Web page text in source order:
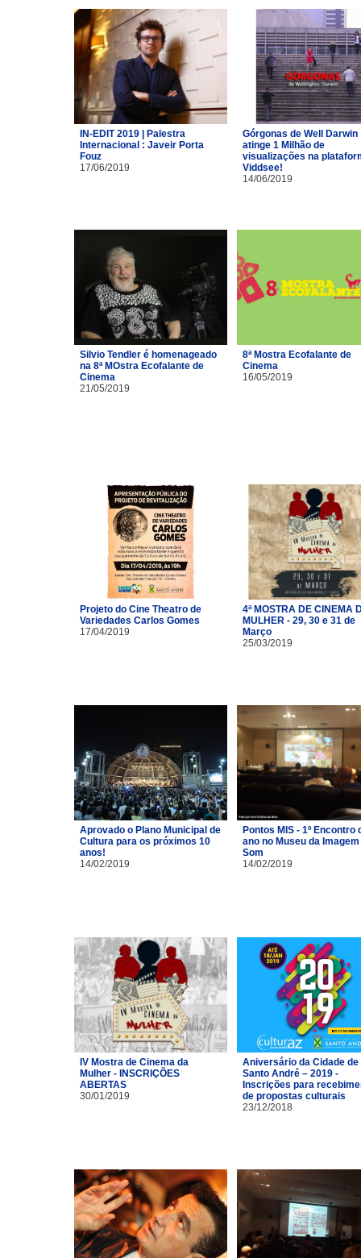
IN-EDIT 2019 | Palestra
Internacional : Javeir Porta
Fouz
17/06/2019
Górgonas de Well Darwin
atinge 1 Milhão de
visualizações na
Viddsee!
14/06/2019
Silvio Tendler é homenageado
na 8ª MOstra Ecofalante de
Cinema
21/05/2019
8ª Mostra Ecofalante de
Cinema
16/05/2019
Projeto do Cine Theatro de
Variedades Carlos Gomes
17/04/2019
4ª MOSTRA DE CINEMA
MULHER - 29, 30 e 31 de
Março
25/03/2019
Aprovado o Plano Municipal de
Cultura para os próximos 10
anos!
14/02/2019
Pontos MIS - 1º Encontro
ano no Museu da Imagem
Som
14/02/2019
IV Mostra de Cinema da
Mulher - INSCRIÇÕES
ABERTAS
30/01/2019
Aniversário da Cidade de
Santo André – 2019 -
Inscrições para
de propostas culturais
23/12/2018